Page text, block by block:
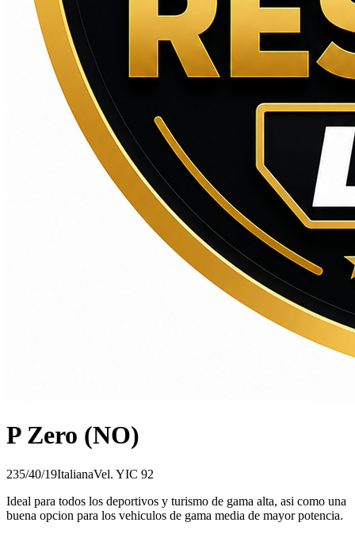
P Zero (NO)
235/40/19ItalianaVel. YIC 92
Ideal para todos los deportivos y turismo de gama alta, asi como una
buena opcion para los vehiculos de gama media de mayor potencia.